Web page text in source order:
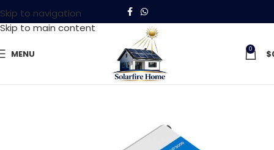
Skip to navigation
Skip to main content
MENU 0 $